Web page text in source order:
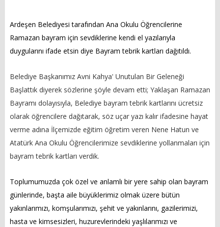
Başkanın Mesajı
Başkanın Albümü
Başkana Mesaj
PROJELERİMİZ
GÜNCEL
Foto Galeri
Etkinlik Takvimi
HİZMET REHBERİ
Ardeşen Belediyesi tarafından Ana Okulu Öğrencilerine
Ramazan bayram için sevdiklerine kendi el yazılarıyla
duygularını ifade etsin diye Bayram tebrik kartları dağıtıldı.
Belediye Başkanımız Avni Kahya' Unutulan Bir Geleneği
Başlattık diyerek sözlerine şöyle devam etti; Yaklaşan Ramazan
Bayramı dolayısıyla, Belediye bayram tebrik kartlarını ücretsiz
olarak öğrencilere dağıtarak, söz uçar yazı kalır ifadesine hayat
verme adına İlçemizde eğitim öğretim veren Nene Hatun ve
Atatürk Ana Okulu Öğrencilerimize sevdiklerine yollanmaları için
bayram tebrik kartları verdik.
Toplumumuzda çok özel ve anlamlı bir yere sahip olan bayram
günlerinde, başta aile büyüklerimiz olmak üzere bütün
yakınlarımızı, komşularımızı, şehit ve yakınlarını, gazilerimizi,
hasta ve kimsesizleri, huzurevlerindeki yaşlılarımızı ve